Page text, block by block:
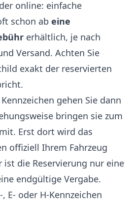
online: einfache
schon ab eine
erhältlich, je nach
Versand. Achten Sie
exakt der reservierten
gehen Sie dann
bringen sie zum
Erst dort wird das
offiziell Ihrem Fahrzeug
ist die Reservierung nur eine
endgültige Vergabe.
E- oder H-Kennzeichen